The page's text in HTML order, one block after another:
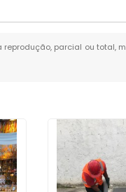
reprodução, parcial ou